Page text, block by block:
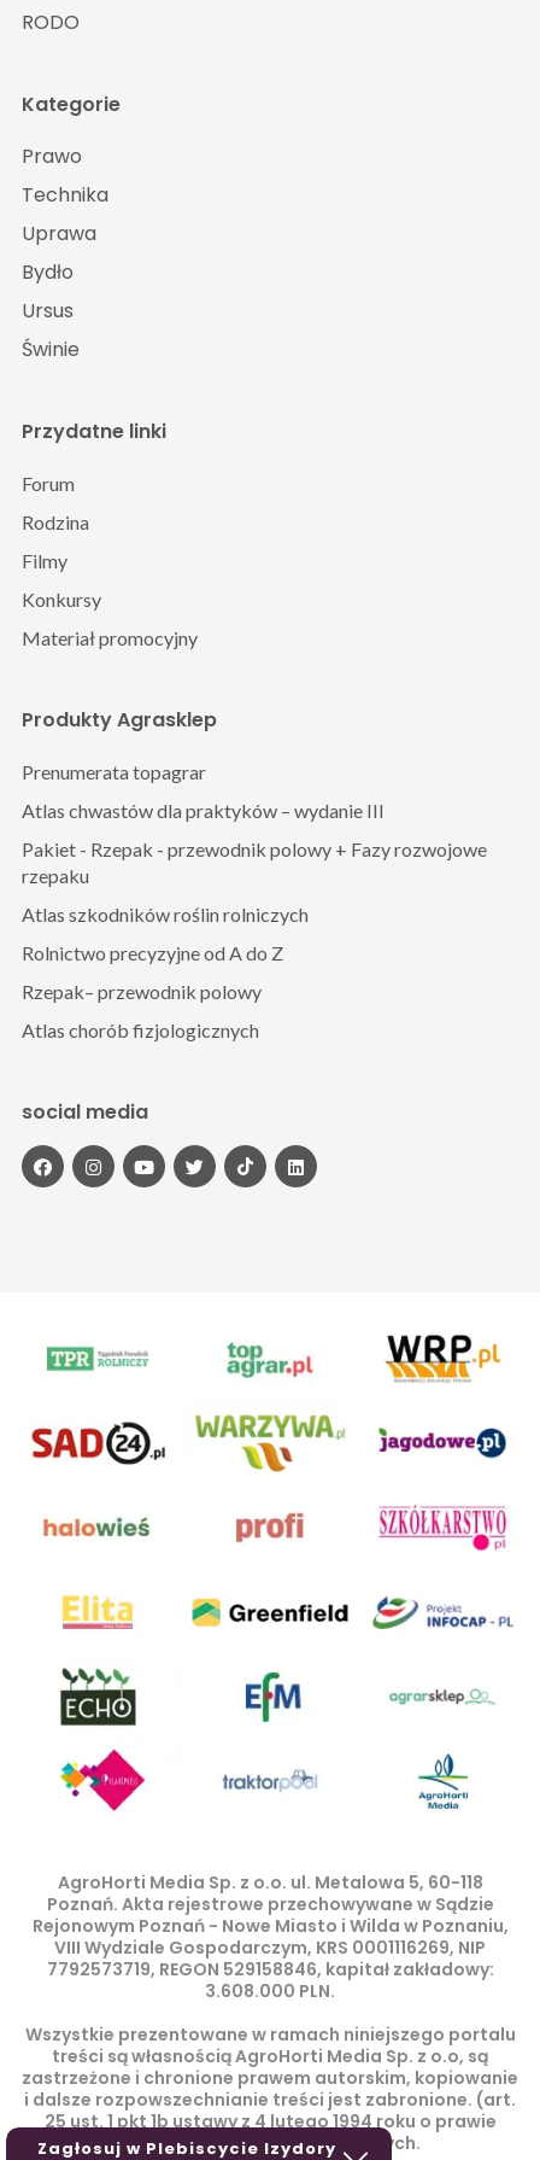
Zagłosuj w Plebiscycie Izydory
RODO
Kategorie
Prawo
Technika
Uprawa
Bydło
Ursus
Świnie
Produkty Agrasklep
Prenumerata topagrar
Atlas chwastów dla praktyków – wydanie III
Pakiet - Rzepak - przewodnik polowy + Fazy rozwojowe
rzepaku
Atlas szkodników roślin rolniczych
Rolnictwo precyzyjne od A do Z
Rzepak– przewodnik polowy
Atlas chorób fizjologicznych
Przydatne linki
Forum
Rodzina
Filmy
Konkursy
Materiał promocyjny
social media
AgroHorti Media Sp. z o.o. ul. Metalowa 5, 60-118
Poznań. Akta rejestrowe przechowywane w Sądzie
Rejonowym Poznań - Nowe Miasto i Wilda w Poznaniu,
VIII Wydziale Gospodarczym, KRS 0001116269, NIP
7792573719, REGON 529158846, kapitał zakładowy:
3.608.000 PLN.
Wszystkie prezentowane w ramach niniejszego portalu
treści są własnością AgroHorti Media Sp. z o.o, są
zastrzeżone i chronione prawem autorskim, kopiowanie
i dalsze rozpowszechnianie treści jest zabronione. (art.
25 ust. 1 pkt 1b ustawy z 4 lutego 1994 roku o prawie
autorskim i prawach pokrewnych.